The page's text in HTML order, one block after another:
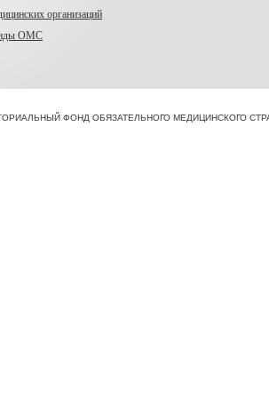
организаций
ОМС
ФОНД ОБЯЗАТЕЛЬНОГО МЕДИЦИНСКОГО